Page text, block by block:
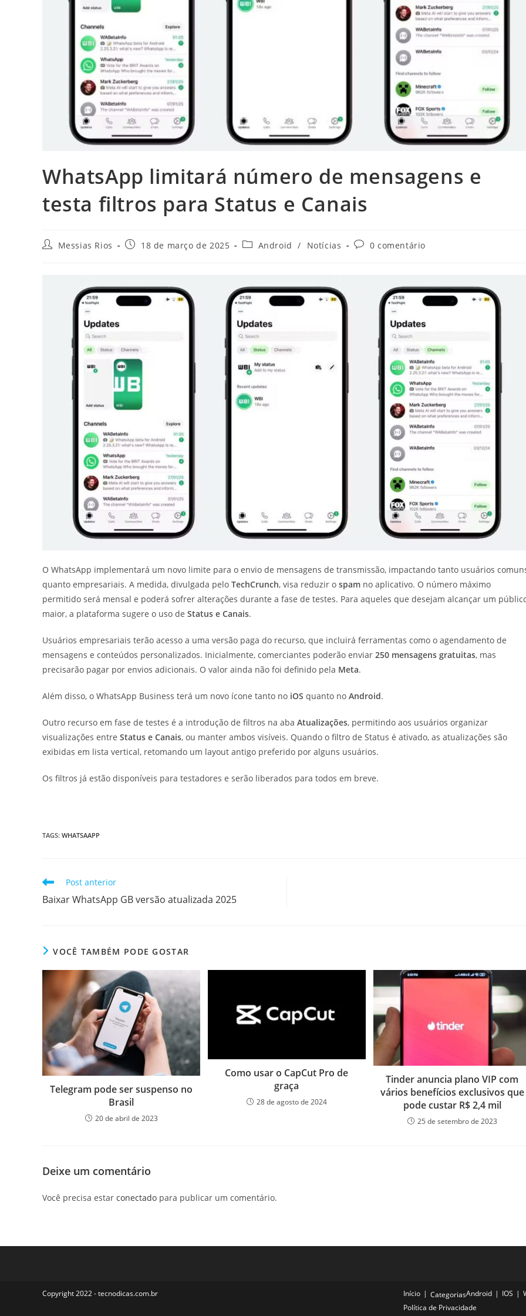
WhatsApp limitará número de mensagens e
testa filtros para Status e Canais
AutorMessias Rios
Post18 de março de 2025
Categoria
Android / Notícias
Comentários
0 comentário
O WhatsApp implementará um novo limite para o envio de mensagens de transmissão, impactando tanto usuários
quanto empresariais. A medida, divulgada pelo TechCrunch, visa reduzir o spam no aplicativo. O número máximo
permitido será mensal e poderá sofrer alterações durante a fase de testes. Para aqueles que desejam alcançar um
maior, a plataforma sugere o uso de Status e Canais.
Usuários empresariais terão acesso a uma versão paga do recurso, que incluirá ferramentas como o agendamento de
mensagens e conteúdos personalizados. Inicialmente, comerciantes poderão enviar 250 mensagens gratuitas, mas
precisarão pagar por envios adicionais. O valor ainda não foi definido pela Meta.
Além disso, o WhatsApp Business terá um novo ícone tanto no iOS quanto no Android.
Outro recurso em fase de testes é a introdução de filtros na aba Atualizações, permitindo aos usuários organizar
visualizações entre Status e Canais, ou manter ambos visíveis. Quando o filtro de Status é ativado, as atualizações são
exibidas em lista vertical, retomando um layout antigo preferido por alguns usuários.
Os filtros já estão disponíveis para testadores e serão liberados para todos em breve.
TAGS: WHATSAAPP
Leia
artigos
Post anterior
Baixar WhatsApp GB versão atualizada 2025
VOCÊ TAMBÉM PODE GOSTAR
Telegram pode ser suspenso no
Brasil
20 de abril de 2023
Como usar o CapCut Pro de
graça
28 de agosto de 2024
Tinder anuncia plano VIP com
vários benefícios exclusivos que
pode custar R$ 2,4 mil
25 de setembro de 2023
Deixe um comentário
Você precisa estar conectado para publicar um comentário.
Início CategoriasAndroid IOS
Política de Privacidade
Copyright 2022 - tecnodicas.com.br